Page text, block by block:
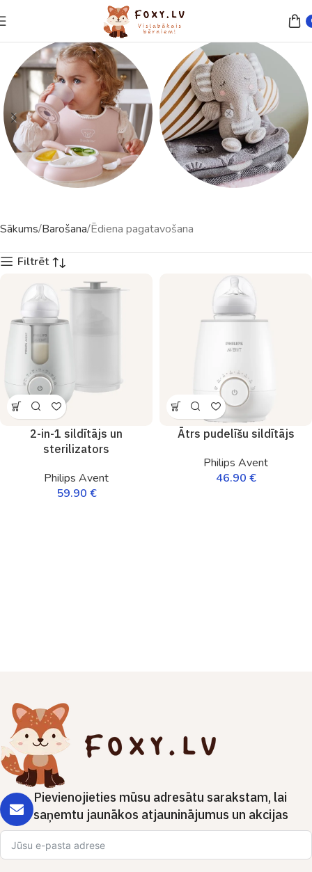
23 preces 121 preces
Sākums Barošana Ēdiena pagatavošana
Filtrēt
2-in-1 sildītājs un
sterilizators
Philips Avent
59.90 €
Ātrs pudelīšu sildītājs
Philips Avent
46.90 €
Pievienojieties mūsu adresātu sarakstam, lai
saņemtu jaunākos atjauninājumus un akcijas